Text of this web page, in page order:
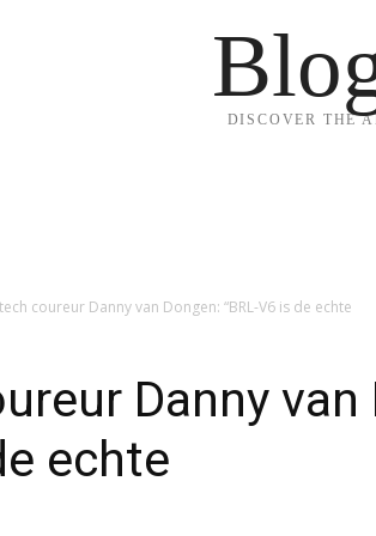
DISCOVER THE
coureur Danny van Dongen: “BRL-V6 is de echte
Danny van
echte